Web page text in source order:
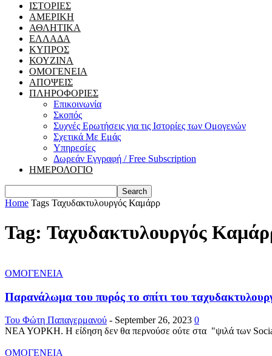
ΙΣΤΟΡΙΕΣ
ΑΜΕΡΙΚΗ
ΑΘΛΗΤΙΚΑ
ΕΛΛΑΔΑ
ΚΥΠΡΟΣ
ΚΟΥΖΙΝΑ
ΟΜΟΓΕΝΕΙΑ
ΑΠΟΨΕΙΣ
ΠΛΗΡΟΦΟΡΙΕΣ
Επικοινωνία
Σκοπός
Συχνές Ερωτήσεις για τις Ιστορίες των Ομογενών
Σχετικά Με Εμάς
Υπηρεσίες
Δωρεάν Εγγραφή / Free Subscription
ΗΜΕΡΟΛΟΓΙΟ
Home Tags Ταχυδακτυλουργός Καμάρρ
Tag: Ταχυδακτυλουργός
ΟΜΟΓΕΝΕΙΑ
Παρανάλωμα του πυρός το σπίτι του
Του Φώτη Παπαγερμανού - September 26, 2023 0
ΝΕΑ ΥΟΡΚΗ. Η είδηση δεν θα περνούσε ούτε στα "ψιλά των Social
ΟΜΟΓΕΝΕΙΑ